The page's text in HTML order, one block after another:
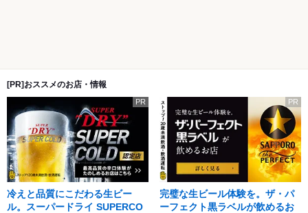
[PR]おススメのお店・情報
PR
冷えと品質にこだわる生ビー
ル。スーパードライ SUPERCO
PR
完璧な生ビール体験を。ザ・パ
ーフェクト黒ラベルが飲めるお